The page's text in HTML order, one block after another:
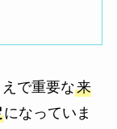
で重要な来
になっていま